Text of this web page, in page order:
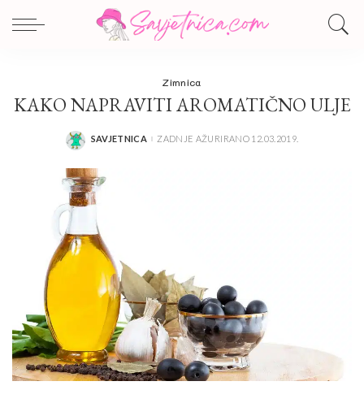
Zimnica
KAKO NAPRAVITI AROMATIČNO ULJE
POSTED
SAVJETNICA ZADNJE AŽURIRANO 12.03.2019.